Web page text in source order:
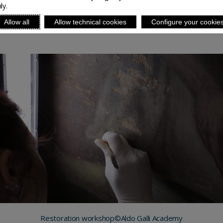
Allow all Allow technical cookies Configure your
Restoration workshop©Aldo Galli Academy